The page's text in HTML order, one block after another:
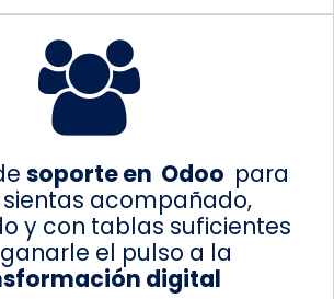
soporte en Odoo para
acompañado,
y con tablas suficientes
el pulso a la
digital